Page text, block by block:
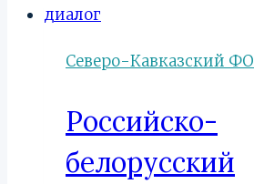
Северо-Кавказский ФО
Российско-
белорусский